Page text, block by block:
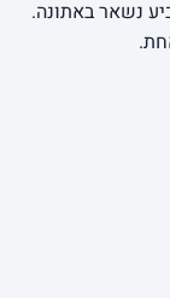
67 ליוונים, והגביע נשאר באתונה.